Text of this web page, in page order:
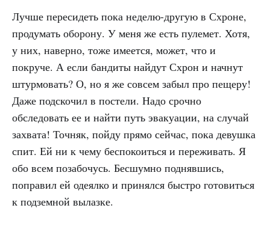
Лучше пересидеть пока неделю-другую в Схроне,
продумать оборону. У меня же есть пулемет. Хотя,
у них, наверно, тоже имеется, может, что и
покруче. А если бандиты найдут Схрон и начнут
штурмовать? О, но я же совсем забыл про пещеру!
Даже подскочил в постели. Надо срочно
обследовать ее и найти путь эвакуации, на случай
захвата! Точняк, пойду прямо сейчас, пока девушка
спит. Ей ни к чему беспокоиться и переживать. Я
обо всем позабочусь. Бесшумно поднявшись,
поправил ей одеялко и принялся быстро готовиться
к подземной вылазке.